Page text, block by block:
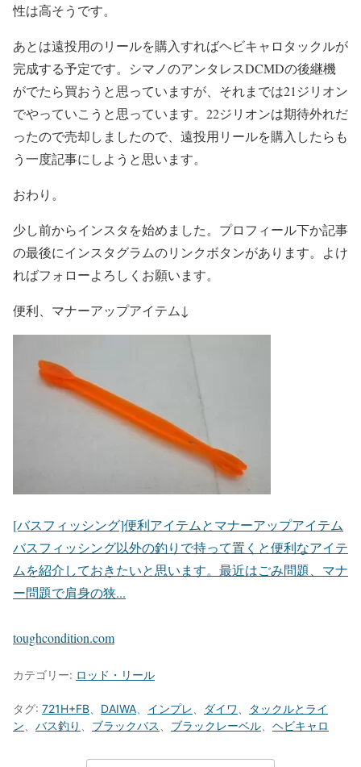
性は高そうです。
あとは遠投用のリールを購入すればヘビキャロタックルが
完成する予定です。シマノのアンタレスDCMDの後継機
がでたら買おうと思っていますが、それまでは21ジリオン
でやっていこうと思っています。22ジリオンは期待外れだ
ったので売却しましたので、遠投用リールを購入したらも
う一度記事にしようと思います。
おわり。
少し前からインスタを始めました。プロフィール下か記事
の最後にインスタグラムのリンクボタンがあります。よけ
ればフォローよろしくお願います。
便利、マナーアップアイテム↓
[バスフィッシング]便利アイテムとマナーアップアイテム
バスフィッシング以外の釣りで持って置くと便利なアイテ
ムを紹介しておきたいと思います。最近はごみ問題、マナ
ー問題で肩身の狭...
toughcondition.com
カテゴリー: ロッド・リール
タグ: 721H+FB DAIWA インプレ ダイワ
タックルとライ
ン
バス釣り ブラックバス ブラックレーベル ヘビキャロ